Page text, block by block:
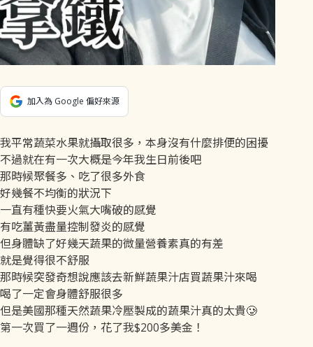
加入為 Google 偏好來源
我平常蔬菜水果就攝取很多，本身沒有什麼排便的困擾
不過就在有一次大概是今年我生日前後吧
那時候聚餐多、吃了很多外食
好幾餐不均衡的狀況下
一直有種快要火氣大嘴破的感覺
有吃薑黃盡量控制發炎的感覺
但身體缺了好幾天蔬果的微量營養素真的有差
就是覺得很不舒服
那時候突發奇想說應該去新鮮蔬果汁店買蔬果汁來喝
喝了一定會身體舒服很多
但是美國那種天然蔬果冷壓製成的蔬果汁真的太貴🥲
第一次買了一週份，花了我$200多美金！